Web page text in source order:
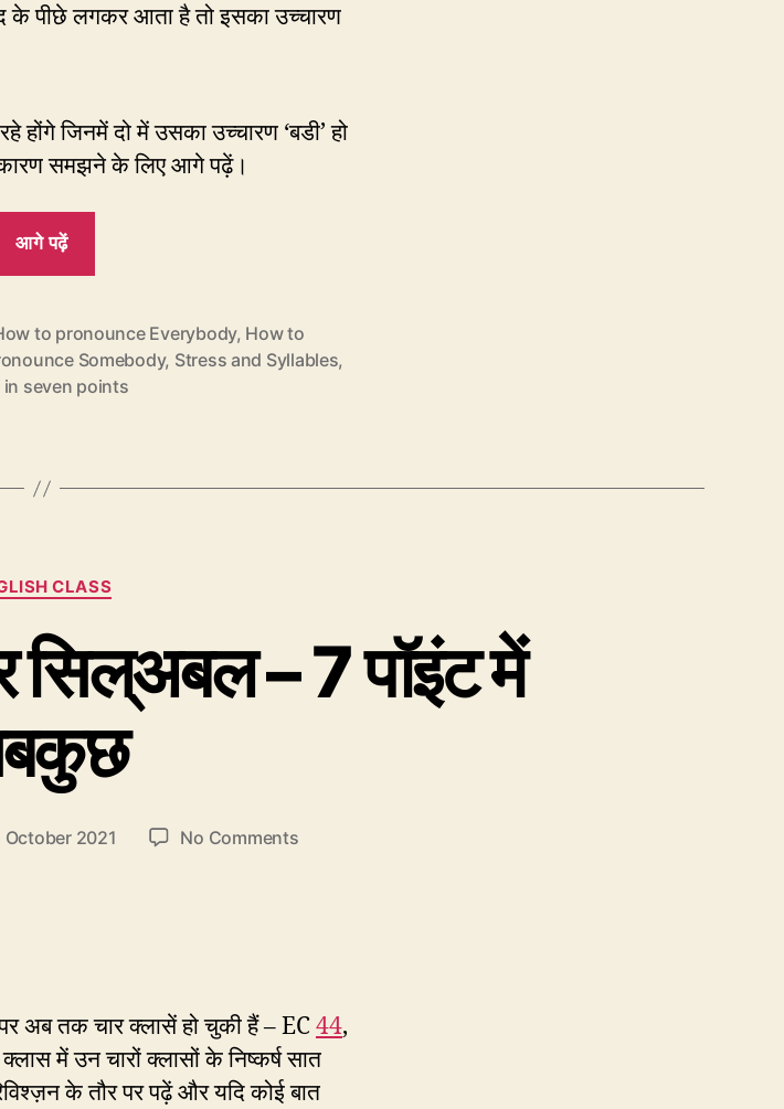
के पीछे लगकर आता है तो इसका उच्चारण
जिनमें दो में उसका उच्चारण ‘बडी’ हो
कारण समझने के लिए आगे पढ़ें।
आगे पढ़ें
‘बडी’,
Everybody
में
to pronounce Everybody, How to
Somebody, Stress and Syllables,
in seven points
Categories
CLASS
– 7 पॉइंट में
October 2021 No Commentson
पॉइंट
में
सबकुछ
अब तक चार क्लासें हो चुकी हैं – EC44,
में उन चारों क्लासों के निष्कर्ष सात
के तौर पर पढ़ें और यदि कोई बात